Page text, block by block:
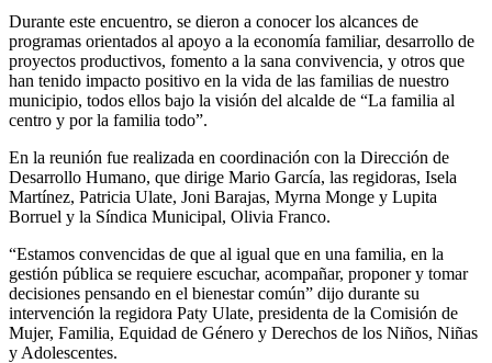
Durante este encuentro, se dieron a conocer los alcances de
programas orientados al apoyo a la economía familiar, desarrollo de
proyectos productivos, fomento a la sana convivencia, y otros que
han tenido impacto positivo en la vida de las familias de nuestro
municipio, todos ellos bajo la visión del alcalde de “La familia al
centro y por la familia todo”.
En la reunión fue realizada en coordinación con la Dirección de
Desarrollo Humano, que dirige Mario García, las regidoras, Isela
Martínez, Patricia Ulate, Joni Barajas, Myrna Monge y Lupita
Borruel y la Síndica Municipal, Olivia Franco.
“Estamos convencidas de que al igual que en una familia, en la
gestión pública se requiere escuchar, acompañar, proponer y tomar
decisiones pensando en el bienestar común” dijo durante su
intervención la regidora Paty Ulate, presidenta de la Comisión de
Mujer, Familia, Equidad de Género y Derechos de los Niños, Niñas
y Adolescentes.